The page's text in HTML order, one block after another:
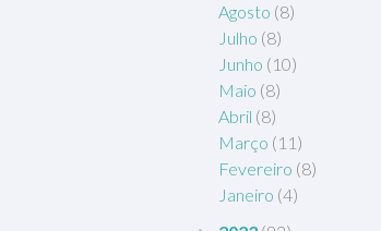
Agosto (8)
Julho (8)
Junho (10)
Maio (8)
Abril (8)
Março (11)
Fevereiro (8)
Janeiro (4)